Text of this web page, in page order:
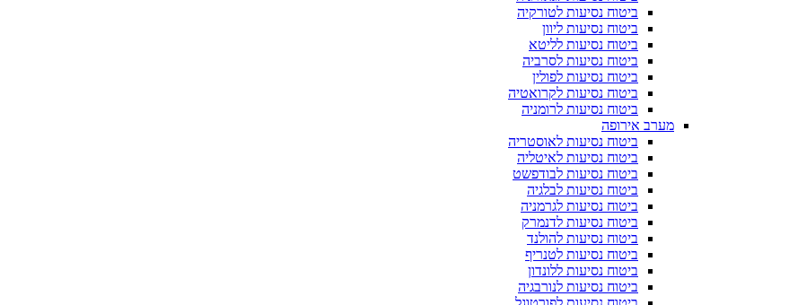
ביטוח נסיעות לטורקיה
ביטוח נסיעות ליוון
ביטוח נסיעות לליטא
ביטוח נסיעות לסרביה
ביטוח נסיעות לפולין
ביטוח נסיעות לקרואטיה
ביטוח נסיעות לרומניה
מערב אירופה
ביטוח נסיעות לאוסטריה
ביטוח נסיעות לאיטליה
ביטוח נסיעות לבודפשט
ביטוח נסיעות לבלגיה
ביטוח נסיעות לגרמניה
ביטוח נסיעות לדנמרק
ביטוח נסיעות להולנד
ביטוח נסיעות לטנריף
ביטוח נסיעות ללונדון
ביטוח נסיעות לנורבגיה